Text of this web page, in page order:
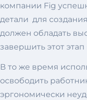
компании Fig
детали для
должен обладать
завершить этот
В то же время
освободить
эргономически